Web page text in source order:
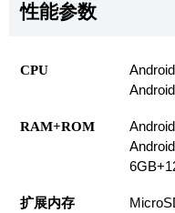
性能参数
CPU
RAM+ROM
扩展内存